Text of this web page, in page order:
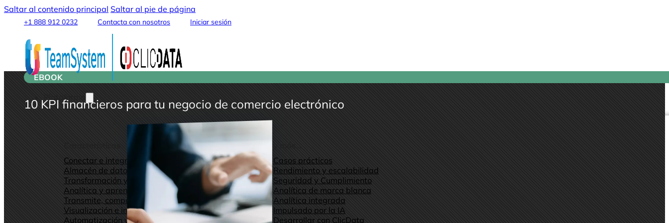
Saltar al contenido principal Saltar al pie de página
+1 888 912 0232 Contacta con nosotros Iniciar sesión
Plataforma
Conectar e integrar datos
Almacén de datos y lago de datos
Transformación y procesamiento de datos
Analítica y aprendizaje automático
Transmite, comparte y publica
Visualización e informes
Automatización y Alertas
Casos prácticos
Rendimiento y escalabilidad
Seguridad y Cumplimiento
Analítica de marca blanca
Analítica integrada
Impulsado por la IA
Desarrollar con ClicData
EBOOK
10 KPI financieros para tu negocio de comercio electrónico